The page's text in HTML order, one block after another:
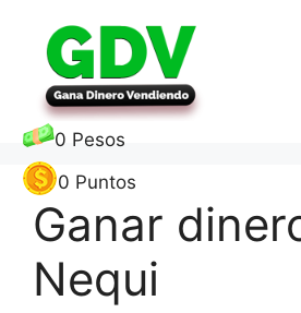
0 Pesos
0 Puntos
contenido
Ganar
Nequi